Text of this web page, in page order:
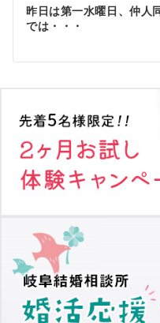
ゲ
シ
ョ
ン
昨日は第一水曜日、仲人
では・・・